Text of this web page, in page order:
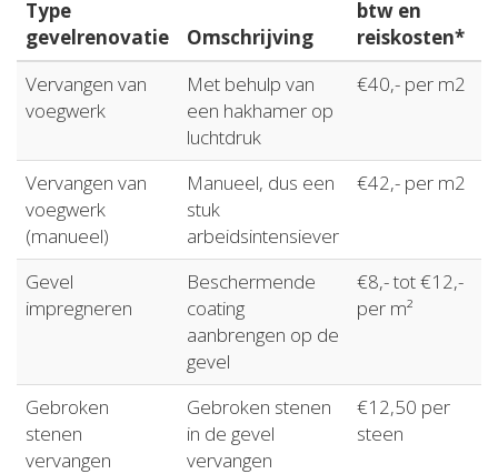
Type
gevelrenovatie
Omschrijving
btw en
reiskosten*
Vervangen van
voegwerk
Met behulp van
een hakhamer op
luchtdruk
€40,- per m2
Vervangen van
voegwerk
(manueel)
Manueel, dus een
stuk
arbeidsintensiever
€42,- per m2
Gevel
impregneren
Beschermende
coating
aanbrengen op de
gevel
€8,- tot €12,-
per m²
Gebroken
stenen
vervangen
Gebroken stenen
in de gevel
vervangen
€12,50 per
steen